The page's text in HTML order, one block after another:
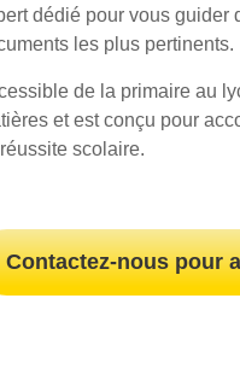
dédié pour vous guider
les plus pertinents.
de la primaire au
et est conçu pour
scolaire.
Contactez-nous pour